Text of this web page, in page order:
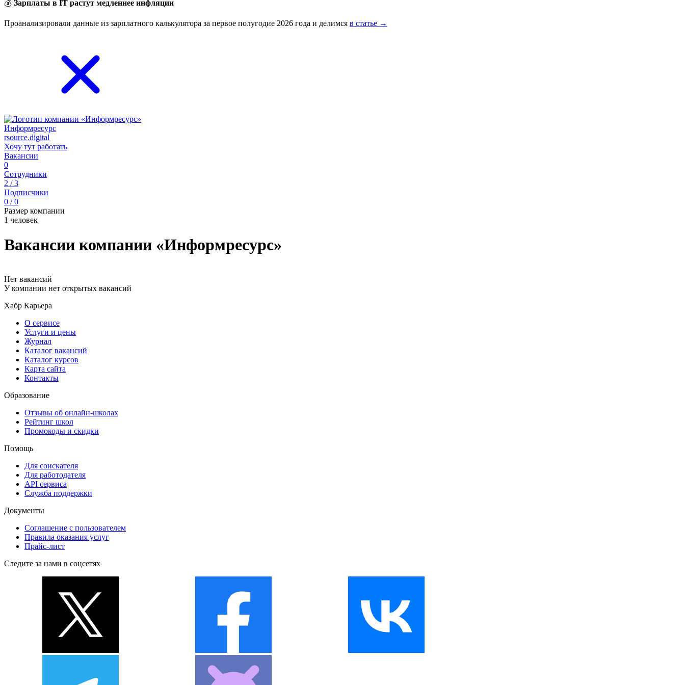
💰 Зарплаты в IT растут медленнее инфляции
Проанализировали данные из зарплатного калькулятора за первое полугодие 2026 года и делимся в статье →
Информресурс
rsource.digital
Хочу тут работать
Вакансии
0
Сотрудники
2 / 3
Подписчики
0 / 0
Размер компании
1 человек
Вакансии компании «Информресурс»
Нет вакансий
У компании нет открытых вакансий
Хабр Карьера
О сервисе
Услуги и цены
Журнал
Каталог вакансий
Каталог курсов
Карта сайта
Контакты
Образование
Отзывы об онлайн-школах
Рейтинг школ
Промокоды и скидки
Помощь
Для соискателя
Для работодателя
API сервиса
Служба поддержки
Документы
Соглашение с пользователем
Правила оказания услуг
Прайс-лист
Следите за нами в соцсетях